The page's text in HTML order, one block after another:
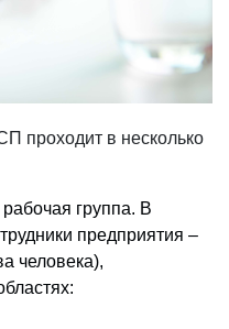
проходит в несколько
группа. В
предприятия –
человека),